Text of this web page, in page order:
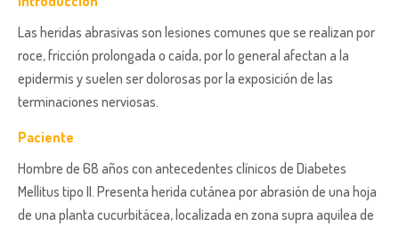
Las heridas abrasivas son lesiones comunes que se realizan por
roce, fricción prolongada o caída, por lo general afectan a la
epidermis y suelen ser dolorosas por la exposición de las
terminaciones nerviosas.
Paciente
Hombre de 68 años con antecedentes clínicos de Diabetes
Mellitus tipo II. Presenta herida cutánea por abrasión de una hoja
de una planta cucurbitácea, localizada en zona supra aquilea de